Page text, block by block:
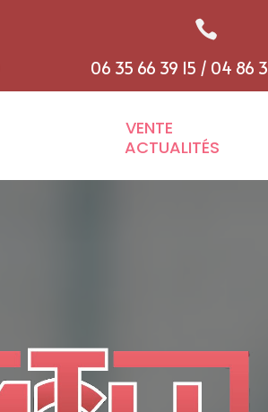

06 35 66 39 15 / 04 86
VENTE
ACTUALITÉS